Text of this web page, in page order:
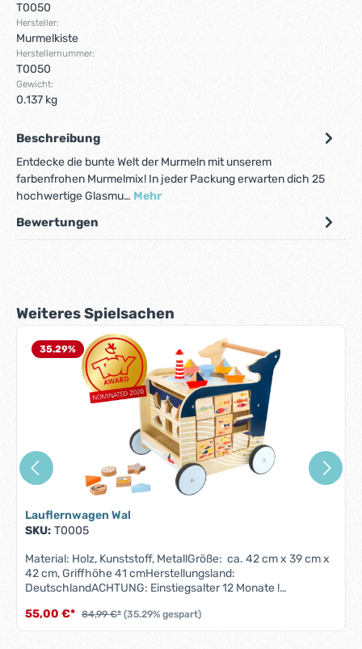
T0050
Hersteller:
Murmelkiste
Herstellernummer:
T0050
Gewicht:
0.137 kg
Beschreibung
Entdecke die bunte Welt der Murmeln mit unserem
farbenfrohen Murmelmix! In jeder Packung erwarten dich 25
hochwertige Glasmu… Mehr
Bewertungen
Produktgalerie überspringen
Weiteres Spielsachen
35.29%
Lauflernwagen Wal
SKU: T0005
Material: Holz, Kunststoff, MetallGröße: ca. 42 cm x 39 cm x
42 cm, Griffhöhe 41 cmHerstellungsland:
DeutschlandACHTUNG: Einstiegsalter 12 Monate !
55,00 €* 84,99 €* (35.29% gespart)